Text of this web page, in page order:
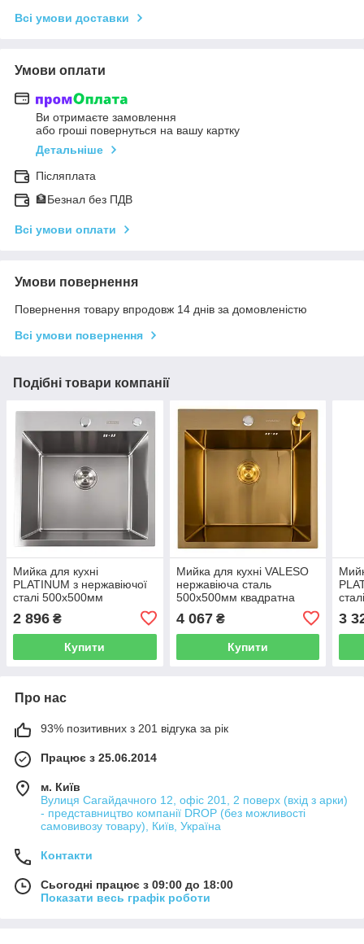
Всі умови доставки
Умови оплати
Ви отримаєте замовлення
або гроші повернуться на вашу картку
Детальніше
Післяплата
🏦Безнал без ПДВ
Всі умови оплати
Умови повернення
Повернення товару впродовж 14 днів за домовленістю
Всі умови повернення
Подібні товари компанії
Мийка для кухні
PLATINUM з нержавіючої
сталі 500x500мм
квадратна матова 0.8мм
PLS-A41708
2 896 ₴
Купити
Мийка для кухні VALESO
нержавіюча сталь
500x500мм квадратна
0.5мм золото PLS-A44305
4 067₴
Купити
3
Про нас
93% позитивних з 201 відгука за рік
Працює з 25.06.2014
м. Київ
Вулиця Сагайдачного 12, офіс 201, 2 поверх (вхід з арки)
- представництво компанії DROP (без можливості
самовивозу товару), Київ, Україна
Контакти
Сьогодні працює з 09:00 до 18:00
Показати весь графік роботи